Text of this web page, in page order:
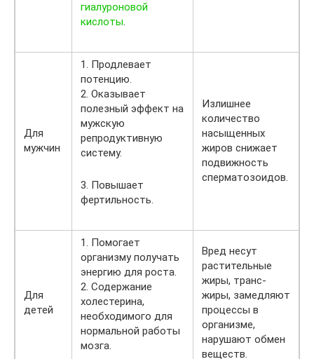
гиалуроновой
кислоты.
Для
мужчин
1. Продлевает
потенцию.
2. Оказывает
полезный эффект на
мужскую
репродуктивную
систему.
3. Повышает
фертильность.
Излишнее
количество
насыщенных
жиров снижает
подвижность
сперматозоидов.
Для
детей
1. Помогает
организму получать
энергию для роста.
2. Содержание
холестерина,
необходимого для
нормальной работы
мозга.
Вред несут
растительные
жиры, транс-
жиры, замедляют
процессы в
организме,
нарушают обмен
веществ.